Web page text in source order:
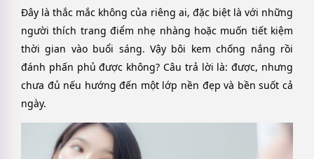
Đây là thắc mắc không của riêng ai, đặc biệt là với những
người thích trang điểm nhẹ nhàng hoặc muốn tiết kiệm
thời gian vào buổi sáng. Vậy bôi kem chống nắng rồi
đánh phấn phủ được không? Câu trả lời là: được, nhưng
chưa đủ nếu hướng đến một lớp nền đẹp và bền suốt cả
ngày.